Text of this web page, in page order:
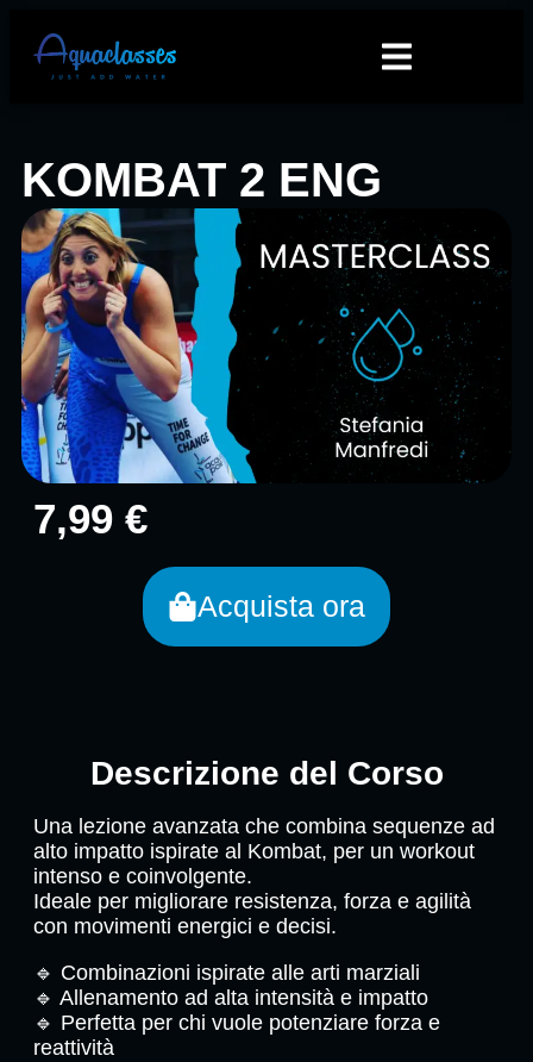
KOMBAT 2 ENG
7,99 €
Acquista ora
Descrizione del Corso
Una lezione avanzata che combina sequenze ad
alto impatto ispirate al Kombat, per un workout
intenso e coinvolgente.
Ideale per migliorare resistenza, forza e agilità
con movimenti energici e decisi.
🔹 Combinazioni ispirate alle arti marziali
🔹 Allenamento ad alta intensità e impatto
🔹 Perfetta per chi vuole potenziare forza e
reattività